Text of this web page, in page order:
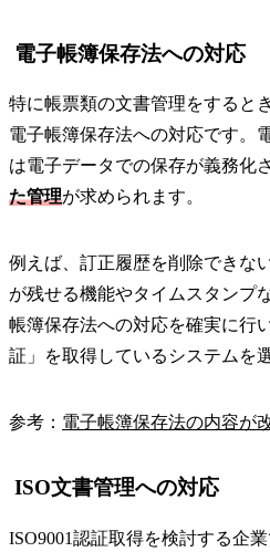
電子帳簿保存法への対応
特に帳票類の文書管理をすると
電子帳簿保存法への対応です。
は電子データでの保存が義務化
た管理が求められます。
例えば、訂正履歴を削除できな
が残せる機能やタイムスタンプ
帳簿保存法への対応を確実に行
証」を取得しているシステムを
参考： 電子帳簿保存法の内容が
ISO文書管理への対応
ISO9001認証取得を検討する企業